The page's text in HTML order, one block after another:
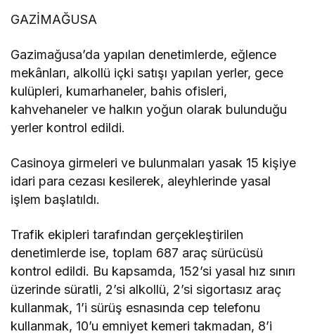
GAZİMAĞUSA
Gazimağusa’da yapılan denetimlerde, eğlence
mekânları, alkollü içki satışı yapılan yerler, gece
kulüpleri, kumarhaneler, bahis ofisleri,
kahvehaneler ve halkın yoğun olarak bulunduğu
yerler kontrol edildi.
Casinoya girmeleri ve bulunmaları yasak 15 kişiye
idari para cezası kesilerek, aleyhlerinde yasal
işlem başlatıldı.
Trafik ekipleri tarafından gerçekleştirilen
denetimlerde ise, toplam 687 araç sürücüsü
kontrol edildi. Bu kapsamda, 152’si yasal hız sınırı
üzerinde süratli, 2’si alkollü, 2’si sigortasız araç
kullanmak, 1’i sürüş esnasında cep telefonu
kullanmak, 10’u emniyet kemeri takmadan, 8’i